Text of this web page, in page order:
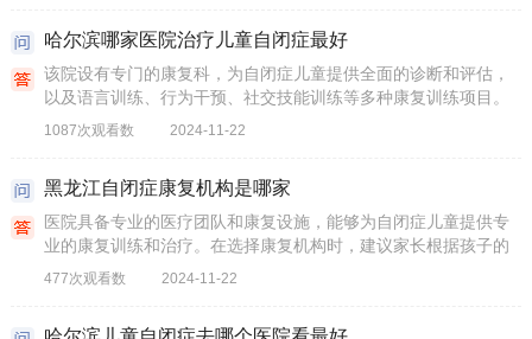
哈尔滨哪家医院治疗儿童自闭症最好
该院设有专门的康复科，为自闭症儿童提供全面的诊断和评估，
以及语言训练、行为干预、社交技能训练等多种康复训练项目。
拥有专业的儿科医生团队和先进的医疗设备，能够对自闭症儿童
1087次观看数 2024-11-22
黑龙江自闭症康复机构是哪家
医院具备专业的医疗团队和康复设施，能够为自闭症儿童提供专
业的康复训练和治疗。在选择康复机构时，建议家长根据孩子的
具体病情、机构的距离、机构的专业特长以及设施和服务质量等
477次观看数 2024-11-22